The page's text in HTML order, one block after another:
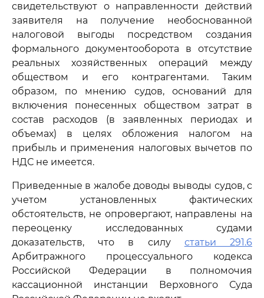
свидетельствуют о направленности действий
заявителя на получение необоснованной
налоговой выгоды посредством создания
формального документооборота в отсутствие
реальных хозяйственных операций между
обществом и его контрагентами. Таким
образом, по мнению судов, оснований для
включения понесенных обществом затрат в
состав расходов (в заявленных периодах и
объемах) в целях обложения налогом на
прибыль и применения налоговых вычетов по
НДС не имеется.
Приведенные в жалобе доводы выводы судов, с
учетом установленных фактических
обстоятельств, не опровергают, направлены на
переоценку исследованных судами
доказательств, что в силу статьи 291.6
Арбитражного процессуального кодекса
Российской Федерации в полномочия
кассационной инстанции Верховного Суда